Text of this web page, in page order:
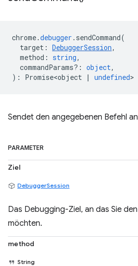
chrome.debugger . sendCommand(
target : DebuggerSession,
method : string,
commandParams? : object,
) : Promise<object | undefined>
Sendet den angegebenen Befehl
PARAMETER
Ziel
DebuggerSession
Das Debugging-Ziel, an das Sie
möchten.
method
String